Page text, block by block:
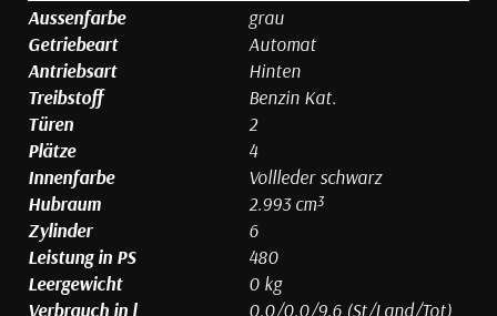
Aussenfarbe
grau
Getriebeart
Automat
Antriebsart
Hinten
Treibstoff
Benzin Kat.
Türen
2
Plätze
4
Innenfarbe
Vollleder schwarz
Hubraum
2.993 cm³
Zylinder
6
Leistung in PS
480
Leergewicht
0 kg
Verbrauch in l
0.0/0.0/9.6 (St/Land/Tot)